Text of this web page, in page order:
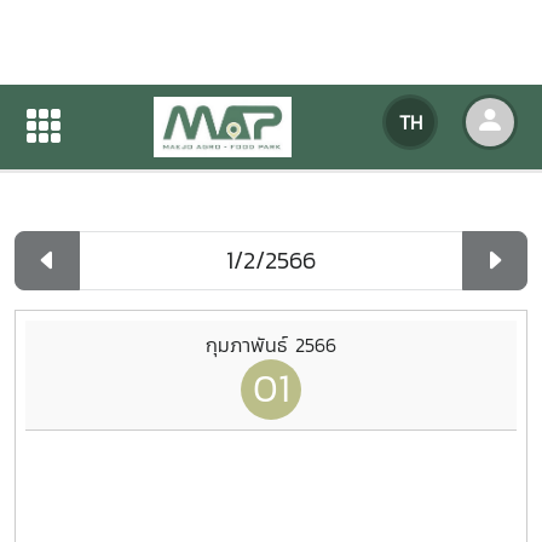
TH
ปฏิทินกิจกรรมของหน่วยงาน
ปฏิทินกิจกรรมของหน่วยงาน
กุมภาพันธ์ 2566
01